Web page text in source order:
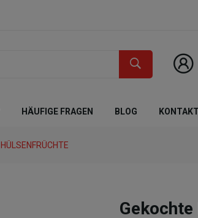
HÄUFIGE FRAGEN BLOG KONTAKT
HÜLSENFRÜCHTE